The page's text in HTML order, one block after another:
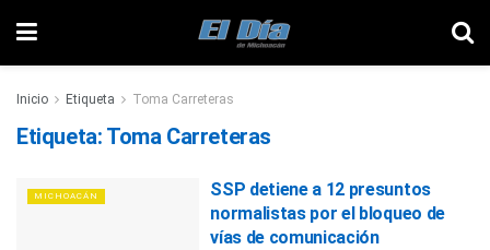
Inicio Etiqueta Toma Carreteras
Etiqueta: Toma Carreteras
MICHOACÁN
SSP detiene a 12 presuntos
normalistas por el bloqueo de
vías de comunicación